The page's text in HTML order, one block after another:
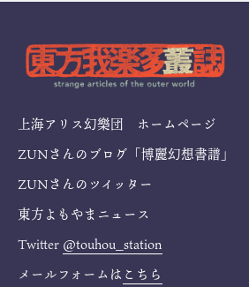
上海アリス幻樂団 ホームページ
ZUNさんのブログ「博麗幻想書譜」
ZUNさんのツイッター
東方よもやまニュース
Twitter @touhou_station
メールフォームは こちら